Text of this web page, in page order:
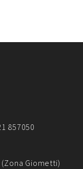
857050
(Zona Giometti)